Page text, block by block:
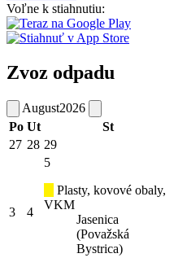
Voľne k stiahnutiu:
Zvoz odpadu
August2026
Po Ut St
27 28 29
3 4
5
Plasty, kovové obaly,
VKM
Jasenica
(Považská
Bystrica)